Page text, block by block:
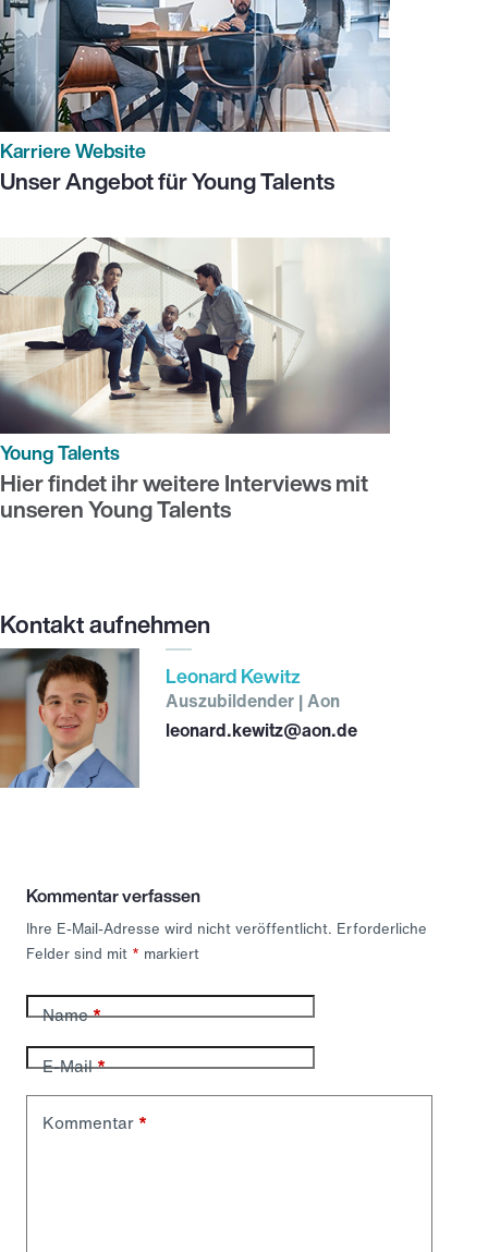
Karriere Website
Unser Angebot für Young Talents
Young Talents
Hier findet ihr weitere Interviews mit
unseren Young Talents
Kontakt aufnehmen
Leonard Kewitz
Auszubildender | Aon
leonard.kewitz@aon.de
Kommentar verfassen
Ihre E-Mail-Adresse wird nicht veröffentlicht. Erforderliche
Felder sind mit * markiert
Name*
E-Mail*
Kommentar *